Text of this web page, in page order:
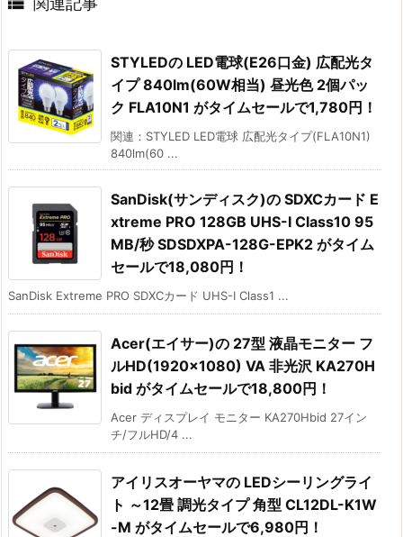
STYLEDの LED電球(E26口金) 広配光タ
イプ 840lm(60W相当) 昼光色 2個パッ
ク FLA10N1 がタイムセールで1,780円！
関連：STYLED LED電球 広配光タイプ(FLA10N1)
840lm(60 ...
SanDisk(サンディスク)の SDXCカード E
xtreme PRO 128GB UHS-I Class10 95
MB/秒 SDSDXPA-128G-EPK2 がタイム
セールで18,080円！
SanDisk Extreme PRO SDXCカード UHS-I Class1 ...
Acer(エイサー)の 27型 液晶モニター フ
ルHD(1920×1080) VA 非光沢 KA270H
bid がタイムセールで18,800円！
Acer ディスプレイ モニター KA270Hbid 27イン
チ/フルHD/4 ...
アイリスオーヤマの LEDシーリングライ
ト ～12畳 調光タイプ 角型 CL12DL-K1W
-M がタイムセールで6,980円！